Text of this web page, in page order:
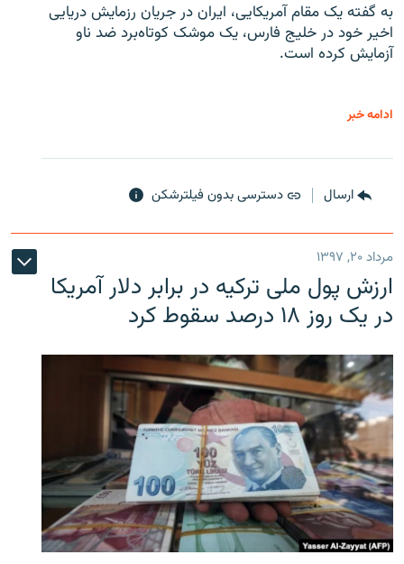
به گفته یک مقام آمریکایی، ایران در جریان رزمایش دریایی
اخیر خود در خلیج فارس، یک موشک کوتاه‌برد ضد ناو
آزمایش کرده است.
ادامه خبر
ارسال دسترسی بدون فیلترشکن
مرداد ۲۰, ۱۳۹۷
ارزش پول ملی ترکیه در برابر دلار آمریکا
در یک روز ۱۸ درصد سقوط کرد